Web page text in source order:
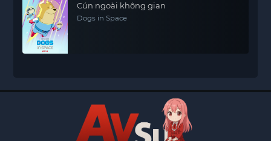
Cún ngoài không gian
Dogs in Space